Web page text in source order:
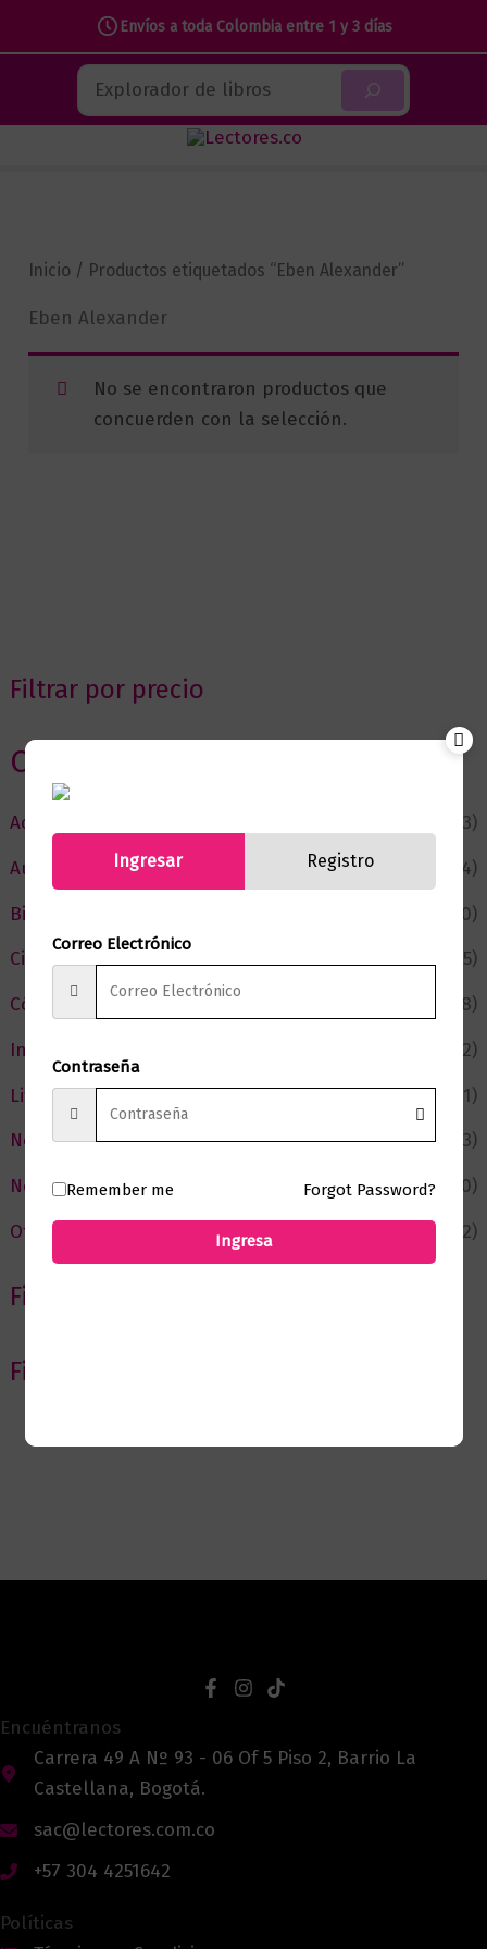
Envíos a toda Colombia entre 1 y 3 días
contenido
Buscar
Filtrar por precio
Categorias
Actualidad
(53)
Autor del Mes
(4)
Bienestar
(230)
Ciencia y Conocimiento
(75)
Cómic y Fantasía
(88)
Infantil y Juvenil
(212)
Literatura
(371)
Negocios
(43)
Novedades
(110)
Ofertas
(12)
Filtrar por Autor
Filtrar por editorial
Inicio / Productos etiquetados “Eben Alexander”
Eben Alexander
No se encontraron productos que
concuerden con la selección.
Encuéntranos
Carrera 49 A Nº 93 - 06 Of 5 Piso 2, Barrio La
Castellana, Bogotá.
sac@lectores.com.co
+57 304 4251642
Políticas
Ingresar Registro
Correo Electrónico
Contraseña
Remember me Forgot Password?
Ingresa